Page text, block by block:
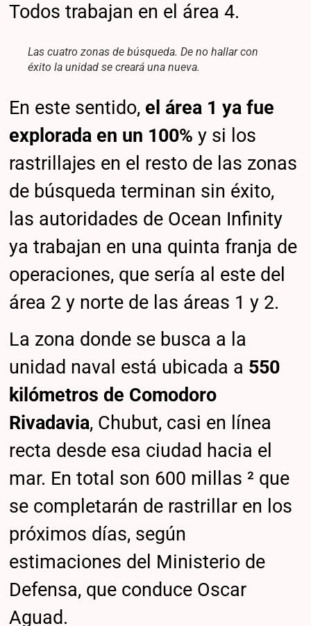
Todos trabajan en el área 4.
Las cuatro zonas de búsqueda. De no hallar con
éxito la unidad se creará una nueva.
En este sentido, el área 1 ya fue
explorada en un 100%y si los
rastrillajes en el resto de las zonas
de búsqueda terminan sin éxito,
las autoridades de Ocean Infinity
ya trabajan en una quinta franja de
operaciones, que sería al este del
área 2 y norte de las áreas 1 y 2.
La zona donde se busca a la
unidad naval está ubicada a 550
kilómetros de Comodoro
Rivadavia, Chubut, casi en línea
recta desde esa ciudad hacia el
mar. En total son 600 millas ² que
se completarán de rastrillar en los
próximos días, según
estimaciones del Ministerio de
Defensa, que conduce Oscar
Aguad.